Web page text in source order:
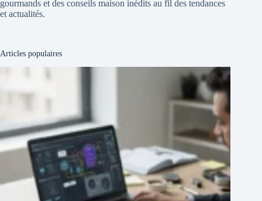
gourmands et des conseils maison inédits au fil des tendances
et actualités.
Articles populaires